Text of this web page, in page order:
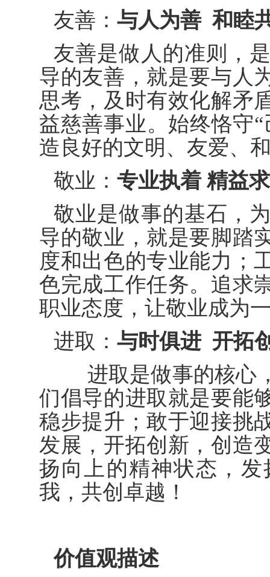
友善： 与人为善 和睦
友善是做人的准则，
导的友善，就是要与人
思考，及时有效化解矛
益慈善事业。始终恪守
造良好的文明、友爱、
敬业： 专业执着 精益
敬业是做事的基石，
导的敬业，就是要脚踏
度和出色的专业能力；
色完成工作任务。追求
职业态度，让敬业成为
进取： 与时俱进 开拓
进取是做事的核心
们倡导的进取就是要能
稳步提升；敢于迎接挑
发展，开拓创新，创造
扬向上的精神状态，
我，共创卓越！
价值观描述